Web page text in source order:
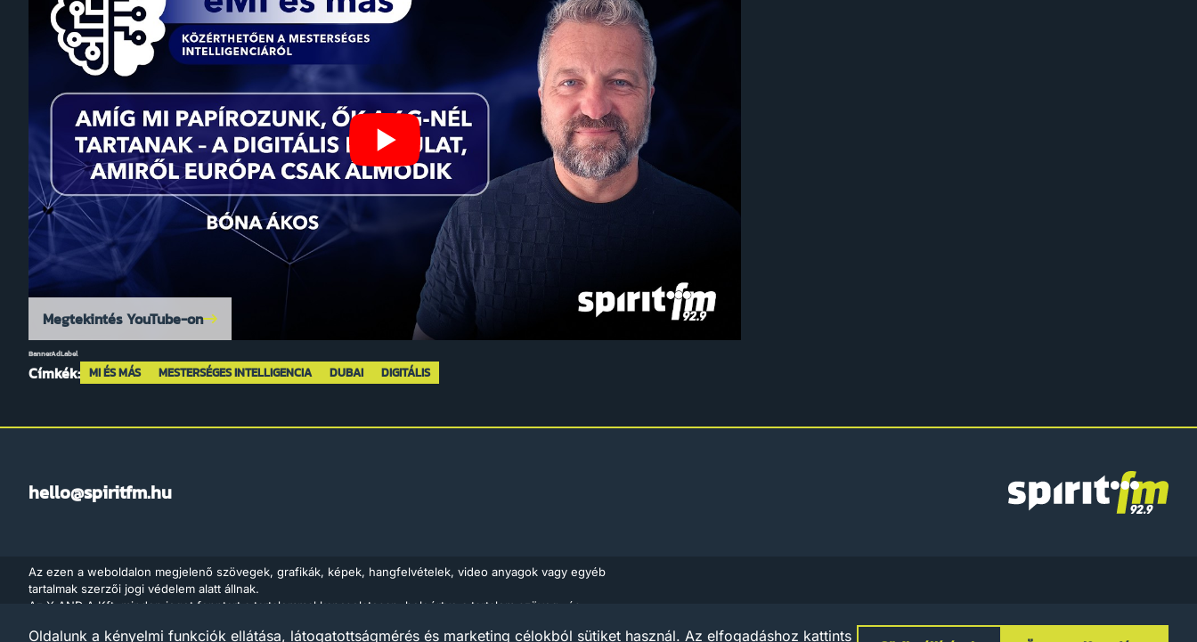
Megtekintés YouTube-on
BannerAdLabel
Címkék: MI ÉS MÁS MESTERSÉGES INTELLIGENCIA DUBAI DIGITÁLIS
hello@spiritfm.hu
Az ezen a weboldalon megjelenő szövegek, grafikák, képek, hangfelvételek, video anyagok vagy egyéb
tartalmak szerzői jogi védelem alatt állnak.
Az X AND A Kft. minden jogot fenntart a tartalommal kapcsolatosan, beleértve a tartalom szöveg- és
Adatkezelési Tájékoztató Szabályzatok Sütibeállítások
Oldalunk a kényelmi funkciók ellátása, látogatottságmérés és marketing célokból sütiket használ. Az elfogadáshoz kattints